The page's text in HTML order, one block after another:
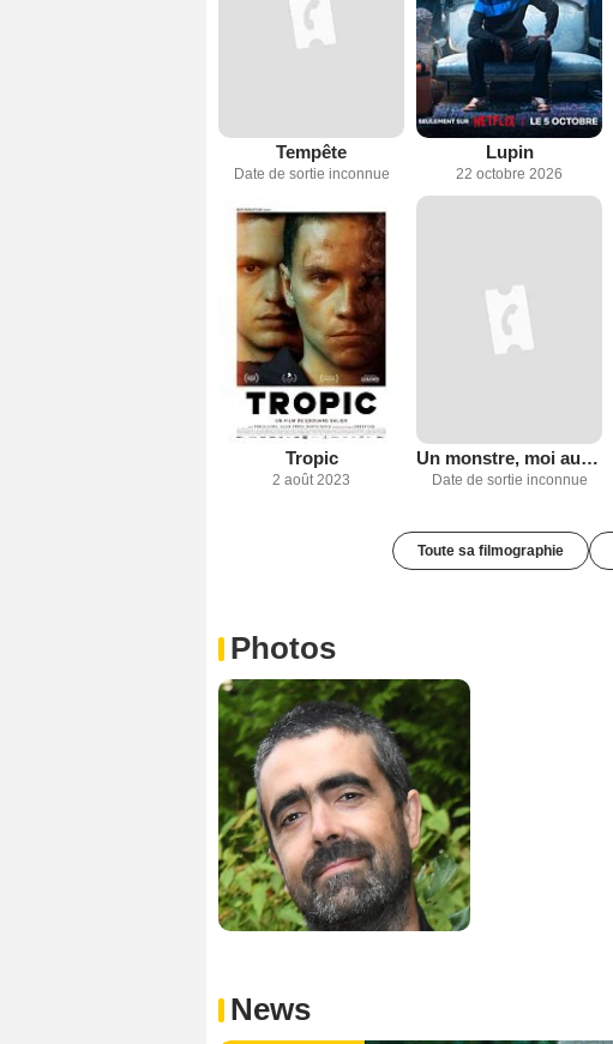
Tempête
Date de sortie inconnue
Lupin
22 octobre 2026
Tropic
2 août 2023
Un monstre, moi aussi
Date de sortie inconnue
Toute sa filmographie
Photos
News